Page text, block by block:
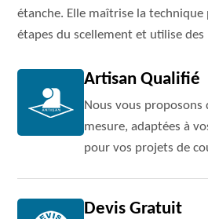
étanche. Elle maîtrise la
étapes du scellement et utilise
Artisan Qualifié
Nous vous proposons
mesure, adaptées à
pour vos projets de
Devis Gratuit